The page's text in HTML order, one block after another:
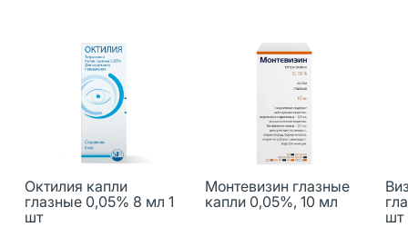
Октилия капли
глазные 0,05% 8 мл 1
шт
Монтевизин глазные
капли 0,05%, 10 мл
шт